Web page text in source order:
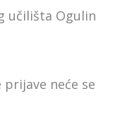
učilišta Ogulin
neće se